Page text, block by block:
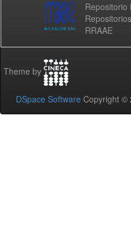
Repositorio
RRAAE
Theme by
DSpace Software Copyright ©